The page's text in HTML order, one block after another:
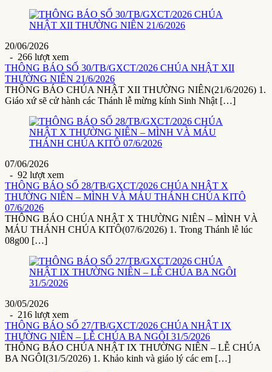
20/06/2026
- 266 lượt xem
THÔNG BÁO SỐ 30/TB/GXCT/2026 CHÚA NHẬT XII
THƯỜNG NIÊN 21/6/2026
THÔNG BÁO CHÚA NHẬT XII THƯỜNG NIÊN(21/6/2026) 1.
Giáo xứ sẽ cử hành các Thánh lễ mừng kính Sinh Nhật […]
07/06/2026
- 92 lượt xem
THÔNG BÁO SỐ 28/TB/GXCT/2026 CHÚA NHẬT X
THƯỜNG NIÊN – MÌNH VÀ MÁU THÁNH CHÚA KITÔ
07/6/2026
THÔNG BÁO CHÚA NHẬT X THƯỜNG NIÊN – MÌNH VÀ
MÁU THÁNH CHÚA KITÔ(07/6/2026) 1. Trong Thánh lễ lúc
08g00 […]
30/05/2026
- 216 lượt xem
THÔNG BÁO SỐ 27/TB/GXCT/2026 CHÚA NHẬT IX
THƯỜNG NIÊN – LỄ CHÚA BA NGÔI 31/5/2026
THÔNG BÁO CHÚA NHẬT IX THƯỜNG NIÊN – LỄ CHÚA
BA NGÔI(31/5/2026) 1. Khảo kinh và giáo lý các em […]